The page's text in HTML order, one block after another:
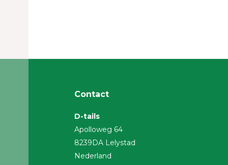
Contact
D-tails
Apolloweg 64
8239DA Lelystad
Nederland